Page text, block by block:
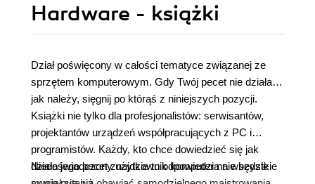
Hardware - książki
Dział poświęcony w całości tematyce związanej ze
sprzętem komputerowym. Gdy Twój pecet nie działa
jak należy, sięgnij po którąś z niniejszych pozycji.
Książki nie tylko dla profesjonalistów: serwisantów,
projektantów urządzeń współpracujących z PC i
programistów. Każdy, kto chce dowiedzieć się jak
działa jego pecet znajdzie tu odpowiedzi na wszystkie
Niedoświadczony użytkownik komputera nie będzie